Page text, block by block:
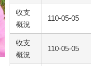
收支
概況
110-05-05
收支
概況
110-05-05